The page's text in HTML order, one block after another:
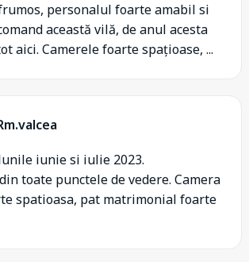
personalul foarte amabil si
această vilă, de anul acesta
aici. Camerele foarte spațioase, ...
iunie si iulie 2023.
toate punctele de vedere. Camera
spatioasa, pat matrimonial foarte